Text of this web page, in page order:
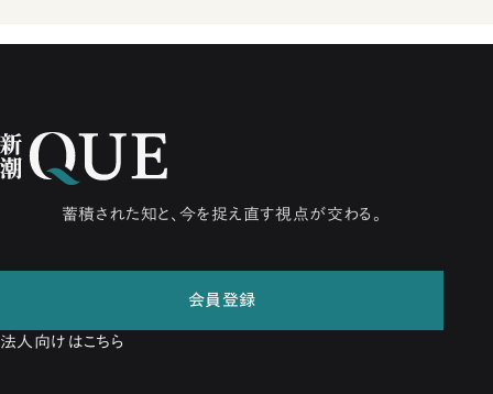
蓄積された知と、今を捉え直す視点が交わる。
会員登録
法人向けはこちら